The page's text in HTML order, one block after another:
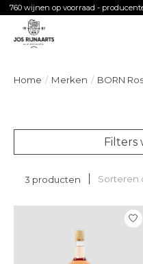
760 wijnen op voorraad -
Home / Merken / BORN
Filters
3 producten Sorteren